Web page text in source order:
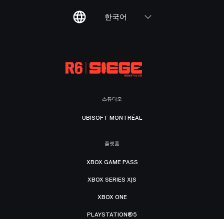
한국어
스튜디오
UBISOFT MONTRÉAL
플랫폼
XBOX GAME PASS
XBOX SERIES X|S
XBOX ONE
PLAYSTATION®5